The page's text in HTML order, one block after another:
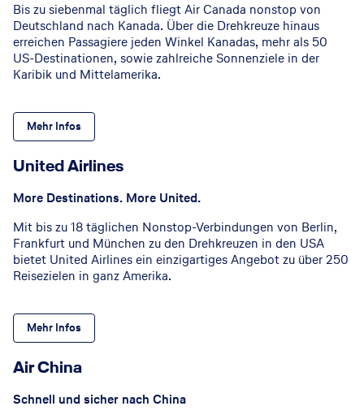
Bis zu siebenmal täglich fliegt Air Canada nonstop von
Deutschland nach Kanada. Über die Drehkreuze hinaus
erreichen Passagiere jeden Winkel Kanadas, mehr als 50
US-Destinationen, sowie zahlreiche Sonnenziele in der
Karibik und Mittelamerika.
Mehr Infos
United Airlines
More Destinations. More United.
Mit bis zu 18 täglichen Nonstop-Verbindungen von Berlin,
Frankfurt und München zu den Drehkreuzen in den USA
bietet United Airlines ein einzigartiges Angebot zu über 250
Reisezielen in ganz Amerika.
Mehr Infos
Air China
Schnell und sicher nach China